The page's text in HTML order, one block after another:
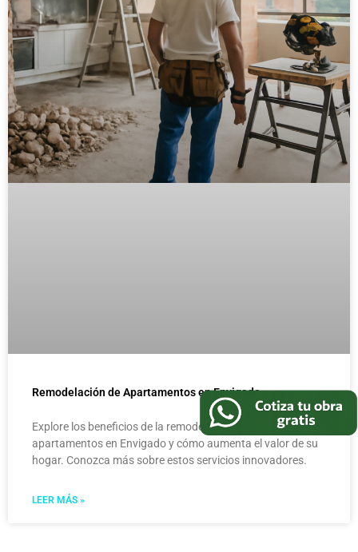
Remodelación de Apartamentos en Envigado
Explore los beneficios de la remodelación integral de
apartamentos en Envigado y cómo aumenta el valor de su
hogar. Conozca más sobre estos servicios innovadores.
LEER MÁS »